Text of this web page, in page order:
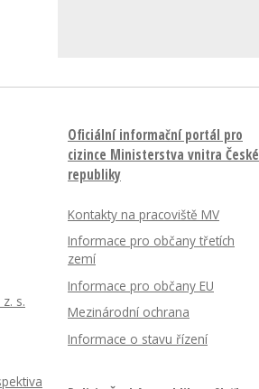
s.
Oficiální informační portál pro
cizince Ministerstva vnitra České
republiky
Kontakty na pracoviště MV
Informace pro občany třetích
zemí
Informace pro občany EU
Mezinárodní ochrana
Informace o stavu řízení